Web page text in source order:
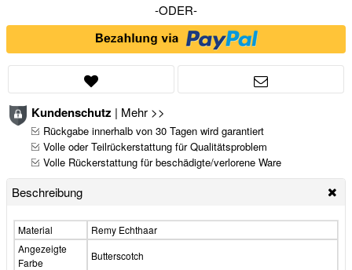
-ODER-
Kundenschutz | Mehr >>
Rückgabe innerhalb von 30 Tagen wird garantiert
Volle oder Teilrückerstattung für Qualitätsproblem
Volle Rückerstattung für beschädigte/verlorene Ware
Beschreibung
Material
Remy Echthaar
Angezeigte
Farbe
Butterscotch